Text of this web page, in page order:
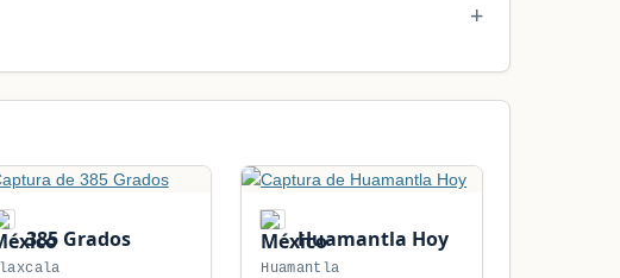
385 Grados Huamantla Hoy
Huamantla